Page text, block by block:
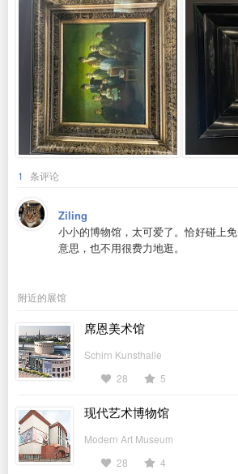
1 条评论
Ziling
小小的博物馆，太可爱了。恰好碰上
意思，也不用很费力地逛。
附近的展馆
席恩美术馆
Schirn Kunsthalle
28
5
现代艺术博物馆
Modern Art Museum
28
4